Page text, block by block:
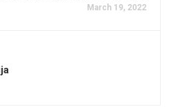
March 19, 2022